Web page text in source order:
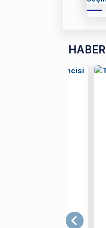
HABER